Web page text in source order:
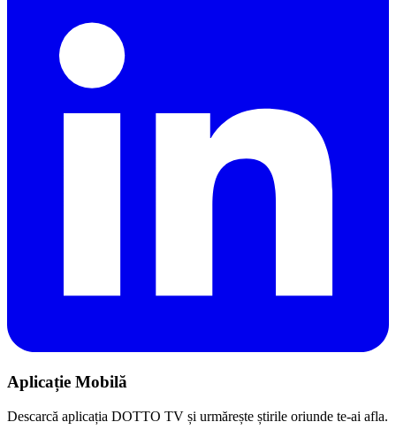
Aplicație Mobilă
Descarcă aplicația DOTTO TV și urmărește știrile oriunde te-ai afla.